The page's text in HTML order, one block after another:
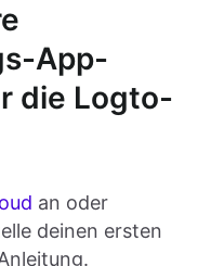
App-
die Logto-
an oder
deinen ersten